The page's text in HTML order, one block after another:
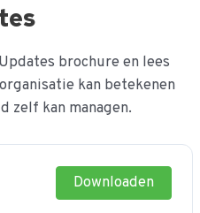
brochure en lees
kan betekenen
zelf kan managen.
Downloaden